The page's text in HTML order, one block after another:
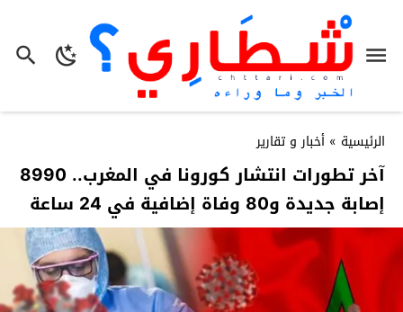
الرئيسية » أخبار و تقارير
آخر تطورات انتشار كورونا في المغرب.. 8990
إصابة جديدة و80 وفاة إضافية في 24 ساعة